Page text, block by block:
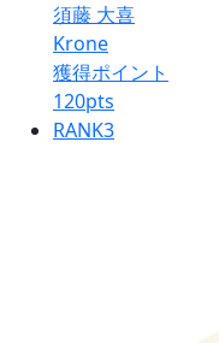
須藤 大喜
Krone
獲得ポイント
120pts
RANK3